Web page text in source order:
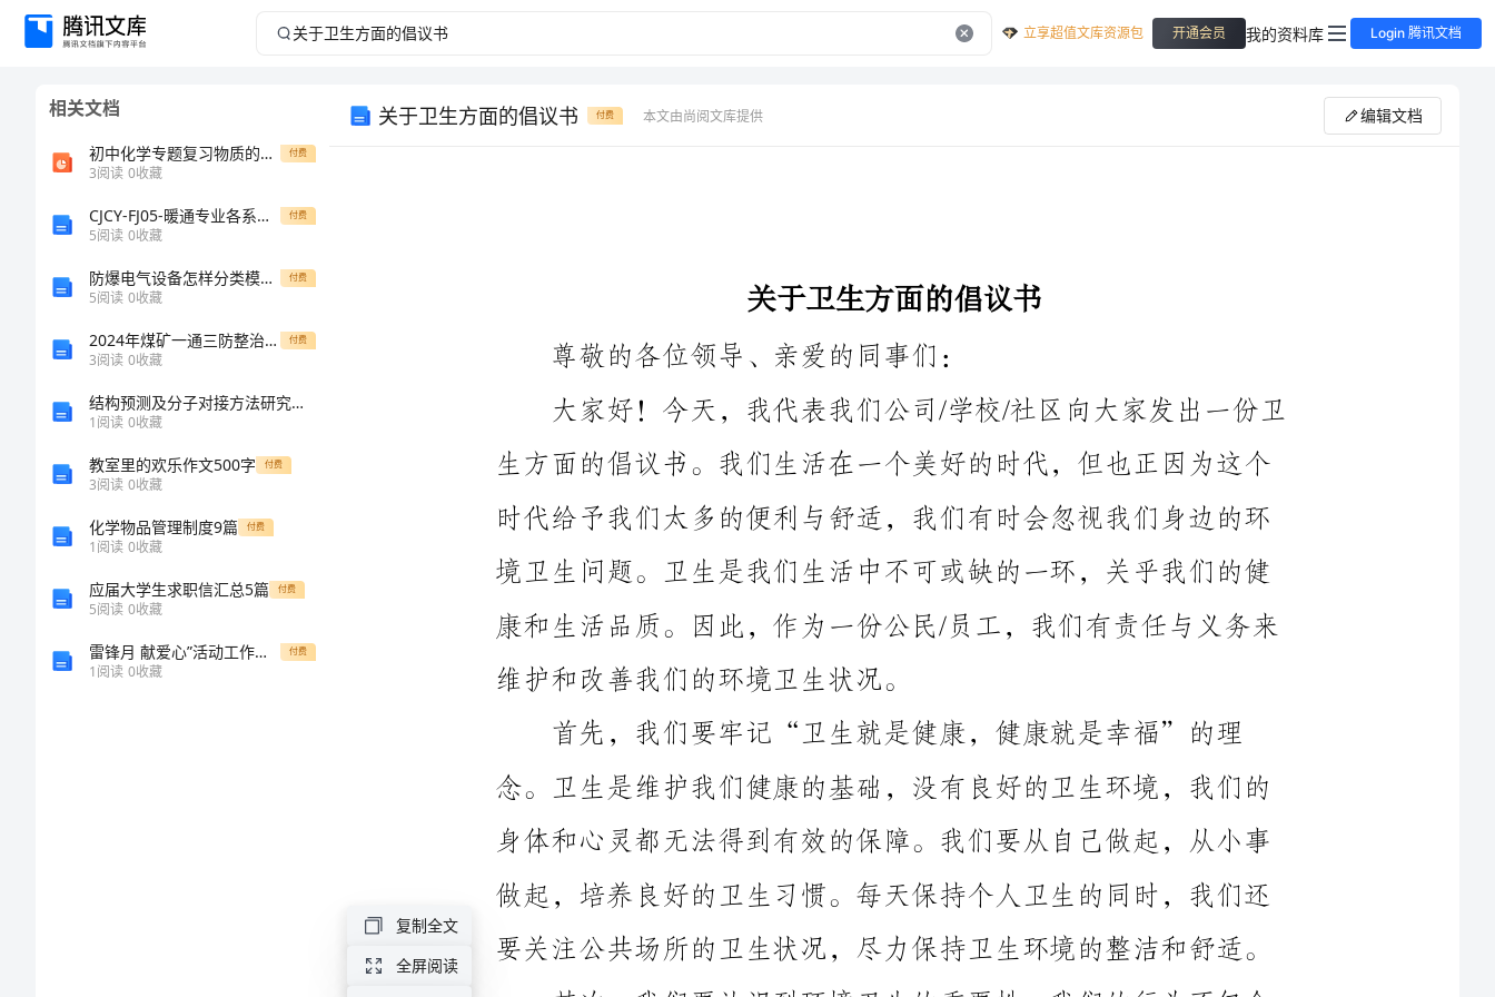
关
立享超值文库资源包 开通会员 我的资料库 Login 腾讯文档
相关文档
初中化学专题复习物质的分离和除杂 付费
3阅读 0收藏
CJCY-FJ05-暖通专业各系统承接查验标准及记录 付费
5阅读 0收藏
防爆电气设备怎样分类模板范本 付费
5阅读 0收藏
2024年煤矿一通三防整治达标百日攻坚实施方案模板 付费
3阅读 0收藏
结构预测及分子对接方法研究几种水解产物对新阿魏酸酯酶的抑制作用
1阅读 0收藏
教室里的欢乐作文500字 付费
3阅读 0收藏
化学物品管理制度9篇 付费
1阅读 0收藏
应届大学生求职信汇总5篇 付费
5阅读 0收藏
雷锋月 献爱心”活动工作总结 付费
1阅读 0收藏
关于卫生方面的倡议书 付费 本文由尚阅文库提供 编辑文档
活和工作的场所，如果环境卫生不佳，不仅会影响我们的身体健
康，也会影响我们的工作效率和情绪状态。因此，我们要做到
尊敬的各位领导、亲爱的同事们：
时代给予我们太多的便利与舒适，我们有时会忽视我们身边的环
境卫生问题。卫生是我们生活中不可或缺的一环，关乎我们的健
康和生活品质。因此，作为一份公民/员工，我们有责任与义务来
首先，我们要牢记“卫生就是健康，健康就是幸福”的理
念。卫生是维护我们健康的基础，没有良好的卫生环境，我们的
做起，培养良好的卫生习惯。每天保持个人卫生的同时，我们还
其次，我们要认识到环境卫生的重要性。我们的行为不仅会
影响我们自己，也会对我们周围的人和大自然产生影响。我们生
复制全文
全屏阅读